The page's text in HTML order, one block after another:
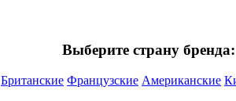
Выберите страну бренда:
Британские Французские Американские